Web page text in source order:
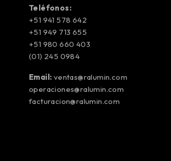
Teléfonos:
+51 941 578 642
+51 949 713 655
+51 980 660 403
(01) 245 0984
Email: ventas@ralumin.com
operaciones@ralumin.com
facturacion@ralumin.com